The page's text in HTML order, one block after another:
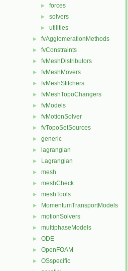
► forces
► solvers
► utilities
► fvAgglomerationMethods
► fvConstraints
► fvMeshDistributors
► fvMeshMovers
► fvMeshStitchers
► fvMeshTopoChangers
► fvModels
► fvMotionSolver
► fvTopoSetSources
► generic
► lagrangian
► Lagrangian
► mesh
► meshCheck
► meshTools
► MomentumTransportModels
► motionSolvers
► multiphaseModels
► ODE
► OpenFOAM
► OSspecific